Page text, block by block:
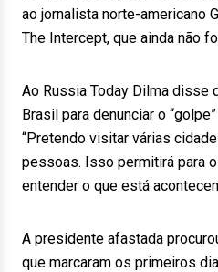
ao jornalista norte-americano
The Intercept, que ainda não
Ao Russia Today Dilma disse
Brasil para denunciar o
“Pretendo visitar várias
pessoas. Isso permitirá para
entender o que está
A presidente afastada
que marcaram os primeiros